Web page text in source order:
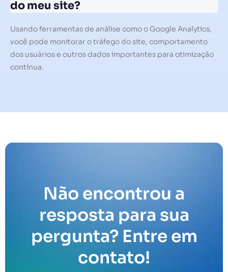
do meu site?
Usando ferramentas de análise como o Google Analytics,
você pode monitorar o tráfego do site, comportamento
dos usuários e outros dados importantes para otimização
contínua.
Não encontrou a
resposta para sua
pergunta? Entre em
contato!